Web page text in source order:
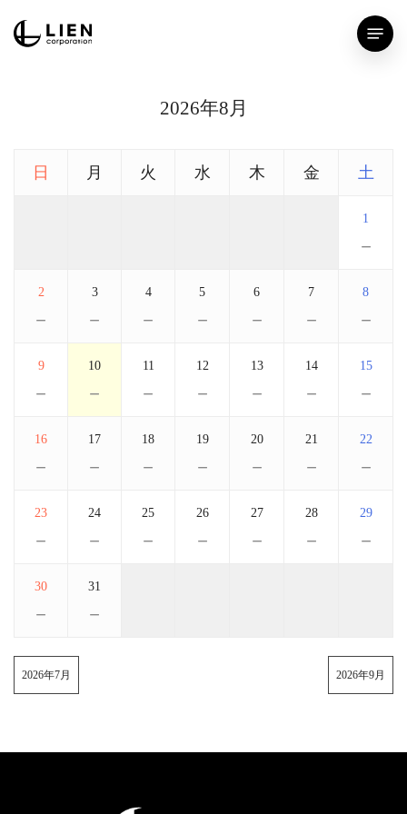
Menu
2026年8月
日 月 火 水 木 金 土
1
－
2
－
3
－
4
－
5
－
6
－
7
－
8
－
9
－
10
－
11
－
12
－
13
－
14
－
15
－
16
－
17
－
18
－
19
－
20
－
21
－
22
－
23
－
24
－
25
－
26
－
27
－
28
－
29
－
30
－
31
－
2026年7月 2026年9月